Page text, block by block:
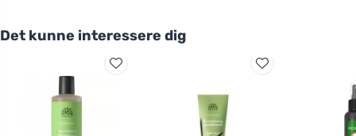
Det kunne interessere dig